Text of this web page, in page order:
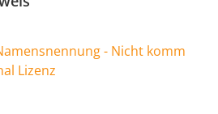
- Nicht komm
Lizenz